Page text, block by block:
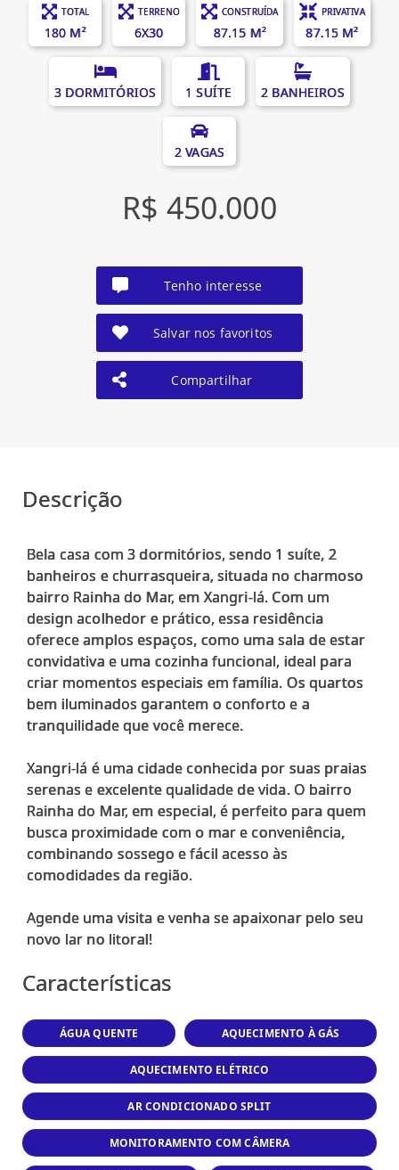
TOTAL
180 M²
TERRENO
6X30
CONSTRUÍDA
87.15 M²
PRIVATIVA
87.15 M²
3 DORMITÓRIOS 1 SUÍTE 2 BANHEIROS
2 VAGAS
R$ 450.000
Tenho interesse
Salvar nos favoritos
Compartilhar
Descrição
Bela casa com 3 dormitórios, sendo 1 suíte, 2
banheiros e churrasqueira, situada no charmoso
bairro Rainha do Mar, em Xangri-lá. Com um
design acolhedor e prático, essa residência
oferece amplos espaços, como uma sala de estar
convidativa e uma cozinha funcional, ideal para
criar momentos especiais em família. Os quartos
bem iluminados garantem o conforto e a
tranquilidade que você merece.
Xangri-lá é uma cidade conhecida por suas praias
serenas e excelente qualidade de vida. O bairro
Rainha do Mar, em especial, é perfeito para quem
busca proximidade com o mar e conveniência,
combinando sossego e fácil acesso às
comodidades da região.
Agende uma visita e venha se apaixonar pelo seu
Características
ÁGUA QUENTE AQUECIMENTO À GÁS
AQUECIMENTO ELÉTRICO
AR CONDICIONADO SPLIT
MONITORAMENTO COM CÂMERA